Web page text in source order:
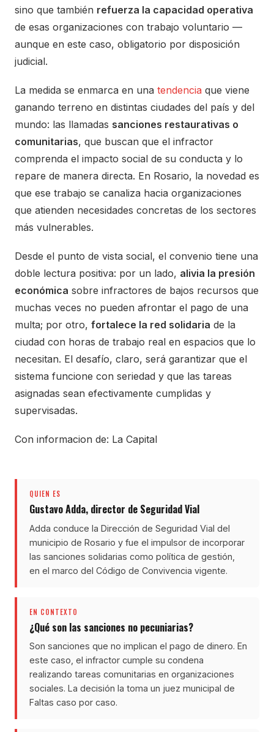
sino que también refuerza la capacidad operativa
de esas organizaciones con trabajo voluntario —
aunque en este caso, obligatorio por disposición
judicial.
La medida se enmarca en una tendencia que viene
ganando terreno en distintas ciudades del país y del
mundo: las llamadas sanciones restaurativas o
comunitarias, que buscan que el infractor
comprenda el impacto social de su conducta y lo
repare de manera directa. En Rosario, la novedad es
que ese trabajo se canaliza hacia organizaciones
que atienden necesidades concretas de los sectores
más vulnerables.
Desde el punto de vista social, el convenio tiene una
doble lectura positiva: por un lado, alivia la presión
económica sobre infractores de bajos recursos que
muchas veces no pueden afrontar el pago de una
multa; por otro, fortalece la red solidaria de la
ciudad con horas de trabajo real en espacios que lo
necesitan. El desafío, claro, será garantizar que el
sistema funcione con seriedad y que las tareas
asignadas sean efectivamente cumplidas y
supervisadas.
Con informacion de: La Capital
QUIEN ES
Gustavo Adda, director de Seguridad Vial
Adda conduce la Dirección de Seguridad Vial del
municipio de Rosario y fue el impulsor de incorporar
las sanciones solidarias como política de gestión,
en el marco del Código de Convivencia vigente.
EN CONTEXTO
¿Qué son las sanciones no pecuniarias?
Son sanciones que no implican el pago de dinero. En
este caso, el infractor cumple su condena
realizando tareas comunitarias en organizaciones
sociales. La decisión la toma un juez municipal de
Faltas caso por caso.